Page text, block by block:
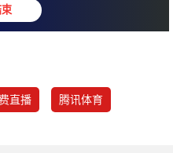
: 摩
直播 腾讯体育